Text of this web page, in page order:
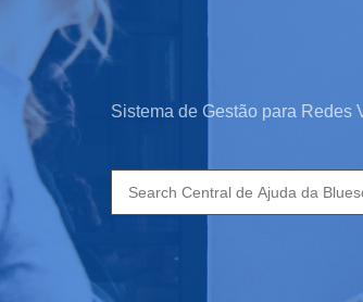
Sistema de Gestão para Redes
Search
for: